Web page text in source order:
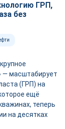
ГРП,
без
— масштабирует
(ГРП) на
ещё
теперь
на десятках